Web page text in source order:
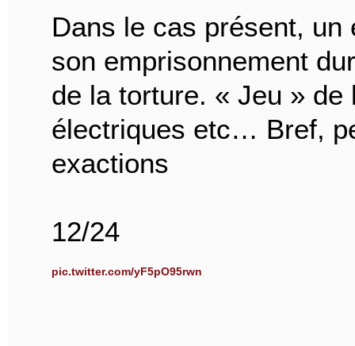
Dans le cas présent, un
son emprisonnement
de la torture. « Jeu »
électriques etc… Bref,
exactions
12/24
pic.twitter.com/yF5pO95rwn